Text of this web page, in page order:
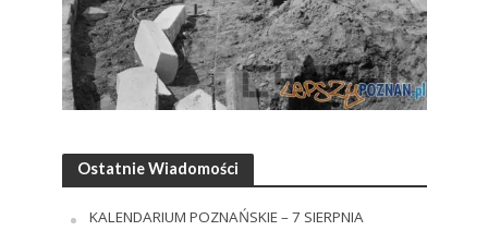
Ostatnie Wiadomości
KALENDARIUM POZNAŃSKIE – 7 SIERPNIA